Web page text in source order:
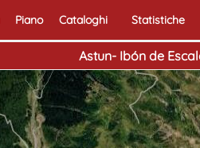
Piano Cataloghi Statistiche
Astun- Ibón de